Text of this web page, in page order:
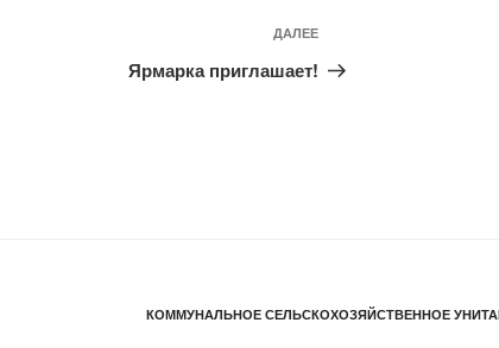
запись
ДАЛЕЕ
Ярмарка приглашает!
КОММУНАЛЬНОЕ СЕЛЬСКОХОЗЯЙСТВЕННОЕ